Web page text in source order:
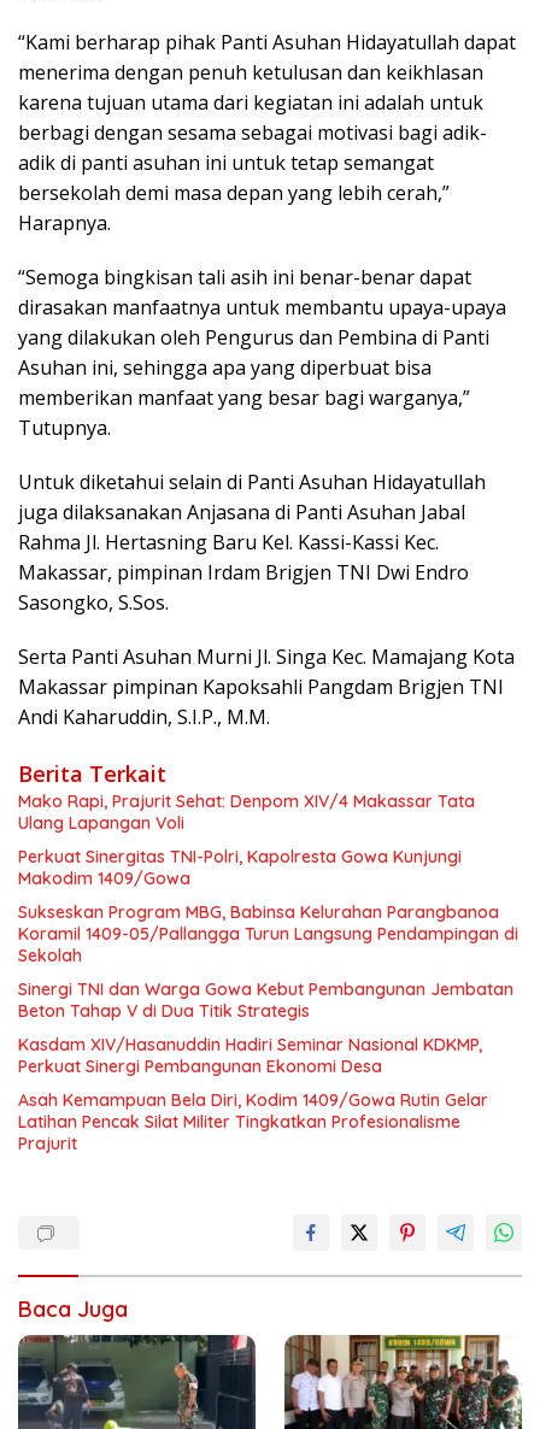
“Kami berharap pihak Panti Asuhan Hidayatullah dapat
menerima dengan penuh ketulusan dan keikhlasan
karena tujuan utama dari kegiatan ini adalah untuk
berbagi dengan sesama sebagai motivasi bagi adik-
adik di panti asuhan ini untuk tetap semangat
bersekolah demi masa depan yang lebih cerah,”
Harapnya.
“Semoga bingkisan tali asih ini benar-benar dapat
dirasakan manfaatnya untuk membantu upaya-upaya
yang dilakukan oleh Pengurus dan Pembina di Panti
Asuhan ini, sehingga apa yang diperbuat bisa
memberikan manfaat yang besar bagi warganya,”
Tutupnya.
Untuk diketahui selain di Panti Asuhan Hidayatullah
juga dilaksanakan Anjasana di Panti Asuhan Jabal
Rahma Jl. Hertasning Baru Kel. Kassi-Kassi Kec.
Makassar, pimpinan Irdam Brigjen TNI Dwi Endro
Sasongko, S.Sos.
Serta Panti Asuhan Murni Jl. Singa Kec. Mamajang Kota
Makassar pimpinan Kapoksahli Pangdam Brigjen TNI
Andi Kaharuddin, S.I.P., M.M.
Berita Terkait
Mako Rapi, Prajurit Sehat: Denpom XIV/4 Makassar Tata
Ulang Lapangan Voli
Perkuat Sinergitas TNI-Polri, Kapolresta Gowa Kunjungi
Makodim 1409/Gowa
Sukseskan Program MBG, Babinsa Kelurahan Parangbanoa
Koramil 1409-05/Pallangga Turun Langsung Pendampingan di
Sekolah
Sinergi TNI dan Warga Gowa Kebut Pembangunan Jembatan
Beton Tahap V di Dua Titik Strategis
Kasdam XIV/Hasanuddin Hadiri Seminar Nasional KDKMP,
Perkuat Sinergi Pembangunan Ekonomi Desa
Asah Kemampuan Bela Diri, Kodim 1409/Gowa Rutin Gelar
Latihan Pencak Silat Militer Tingkatkan Profesionalisme
Prajurit
Baca Juga